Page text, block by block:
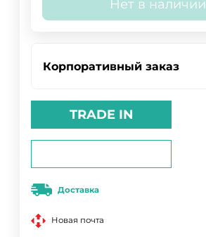
Нет в наличии
Корпоративный заказ
TRADE IN
Доставка
Новая почта